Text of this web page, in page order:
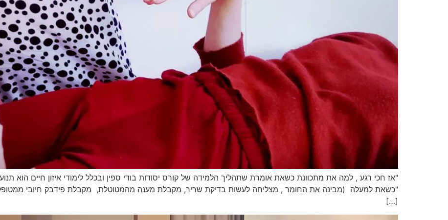
"אז חכי רגע , למה את מתכוונת כשאת אומרת שתהליך הלמידה של קורס יסודות בודי ספין ובכלל לימודי איזון חיים הוא
"כשאת למעלה (מבינה את החומר , מצליחה לעשות בדיקת שריר, מקבלת מענה מהמטוטלת, מקבלת פידבק חיובי
[…]